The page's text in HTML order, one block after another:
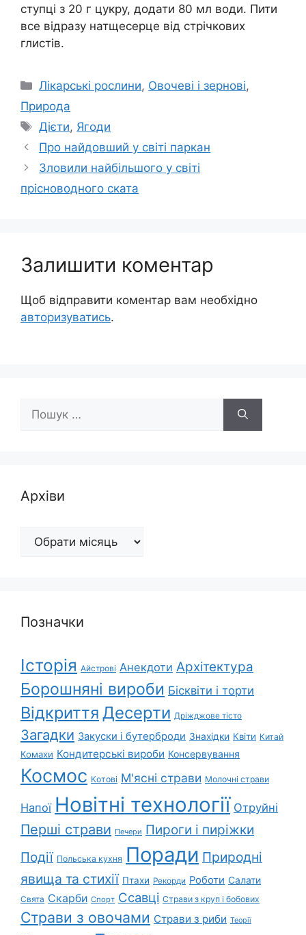
ступці з 20 г цукру, додати 80 мл води. Пити
все відразу натщесерце від стрічкових
глистів.
Категорії
Лікарські рослини, Овочеві і зернові,
Природа
Позначки
Дієти, Ягоди
Про найдовший у світі паркан
Зловили найбільшого у світі
прісноводного ската
Залишити коментар
Щоб відправити коментар вам необхідно
авторизуватись.
Архіви
Архіви
Позначки
Історія Айстрові Анекдоти Архітектура
Борошняні вироби Бісквіти і торти
Відкриття Десерти Дріжджове тісто
Загадки Закуски і бутерброди Знахідки Квіти Китай
Комахи Кондитерські вироби Консервування
Космос Котові М'ясні страви Молочні страви
Напої Новітні технології Отруйні
Перші страви Печери Пироги і пиріжки
Події Польська кухня Поради Природні
явища та стихії Птахи Рекорди Роботи Салати
Свята Скарби Спорт Ссавці Страви з круп і бобових
Страви з овочами Страви з риби Теорії